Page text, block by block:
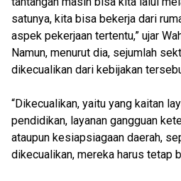
satunya, kita bisa bekerja dari
aspek pekerjaan tertentu,” ujar
Namun, menurut dia, sejumlah
dikecualikan dari kebijakan
“Dikecualikan, yaitu yang kaitan
pendidikan, layanan gangguan
ataupun kesiapsiagaan daerah,
dikecualikan, mereka harus tetap